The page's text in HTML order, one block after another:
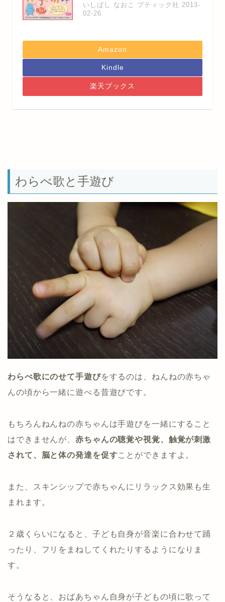
いしばし なおこ ブティック社 2013-
02-26
Amazon
Kindle
楽天ブックス
わらべ歌と手遊び
わらべ歌にのせて手遊びをするのは、ねんねの赤ちゃ
んの頃から一緒に遊べる昔遊びです。
もちろんねんねの赤ちゃんは手遊びを一緒にすること
はできませんが、赤ちゃんの聴覚や視覚、触覚が刺激
されて、脳と体の発達を促すことができますよ。
また、スキンシップで赤ちゃんにリラックス効果も生
まれます。
２歳くらいになると、子ども自身が音楽に合わせて踊
ったり、フリをまねしてくれたりするようになりま
す。
そうなると、おばあちゃん自身が子どもの頃に歌って